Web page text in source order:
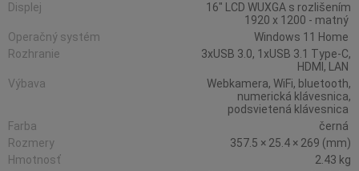
Displej
16" LCD WUXGA s rozlišením
1920 x 1200 - matný
Operačný systém
Windows 11 Home
Rozhranie
3xUSB 3.0, 1xUSB 3.1 Type-C,
HDMI, LAN
Výbava
Webkamera, WiFi, bluetooth,
numerická klávesnica,
podsvietená klávesnica
Farba
černá
Rozmery
357.5 × 25.4 × 269 (mm)
Hmotnosť
2.43 kg